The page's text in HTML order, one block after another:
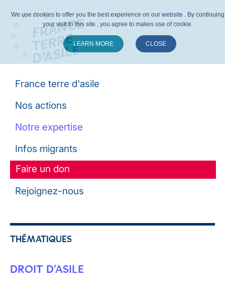
France terre d'asile
Nos actions
Notre expertise
Infos migrants
Faire un don
Rejoignez-nous
THÉMATIQUES
DROIT D'ASILE
We use cookies to offer you the best experience on our website . By continuing
your visit to this site , you agree to makes use of cookie.
LEARN MORE CLOSE